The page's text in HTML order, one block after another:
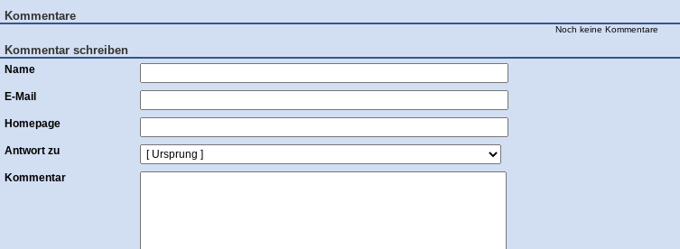
Kommentare
Noch keine Kommentare
Kommentar schreiben
Name
E-Mail
Homepage
Antwort zu
Kommentar